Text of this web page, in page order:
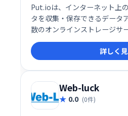
Put.ioは、インターネット上
タを収集・保存できるデータ
数のオンラインストレージサ
し、効率的なデータ管理を実
ウンロードや転送を簡素化し
一元管理したい方におすすめ
詳しく
Web-luck
0.0 (0件)